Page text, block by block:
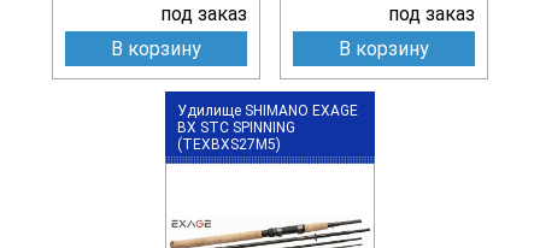
под заказ
В корзину
под заказ
В корзину
Удилище SHIMANO EXAGE
BX STC SPINNING
(TEXBXS27M5)